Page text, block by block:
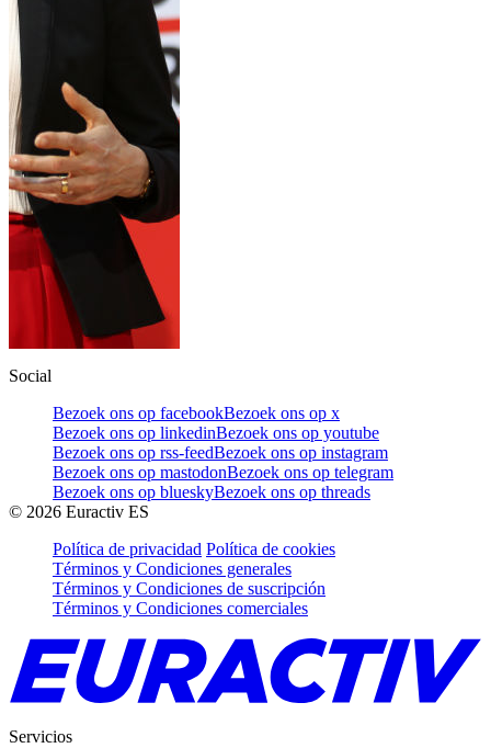
Social
Bezoek ons op facebookBezoek ons op x
Bezoek ons op linkedinBezoek ons op youtube
Bezoek ons op rss-feedBezoek ons op instagram
Bezoek ons op mastodonBezoek ons op telegram
Bezoek ons op blueskyBezoek ons op threads
© 2026 Euractiv ES
Política de privacidad Política de cookies
Términos y Condiciones generales
Términos y Condiciones de suscripción
Términos y Condiciones comerciales
Servicios